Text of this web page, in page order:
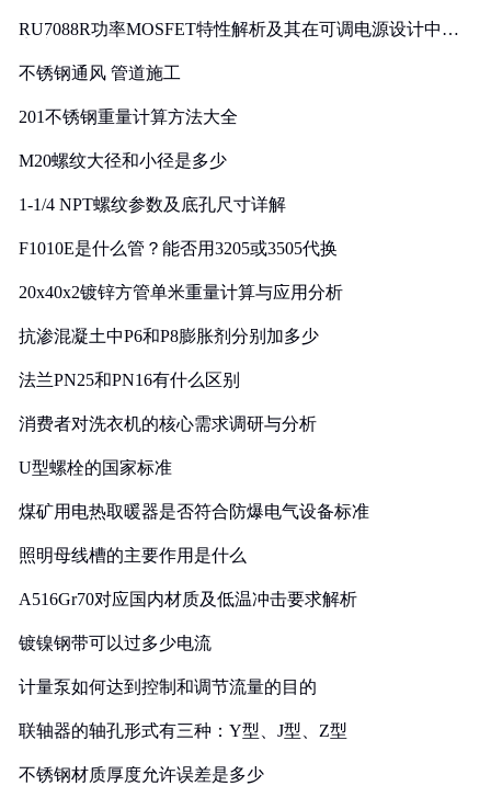
RU7088R功率MOSFET特性解析及其在可调电源设计中的
不锈钢通风 管道施工
201不锈钢重量计算方法大全
M20螺纹大径和小径是多少
1-1/4 NPT螺纹参数及底孔尺寸详解
F1010E是什么管？能否用3205或3505代换
20x40x2镀锌方管单米重量计算与应用分析
抗渗混凝土中P6和P8膨胀剂分别加多少
法兰PN25和PN16有什么区别
消费者对洗衣机的核心需求调研与分析
U型螺栓的国家标准
煤矿用电热取暖器是否符合防爆电气设备标准
照明母线槽的主要作用是什么
A516Gr70对应国内材质及低温冲击要求解析
镀镍钢带可以过多少电流
计量泵如何达到控制和调节流量的目的
联轴器的轴孔形式有三种：Y型、J型、Z型
不锈钢材质厚度允许误差是多少